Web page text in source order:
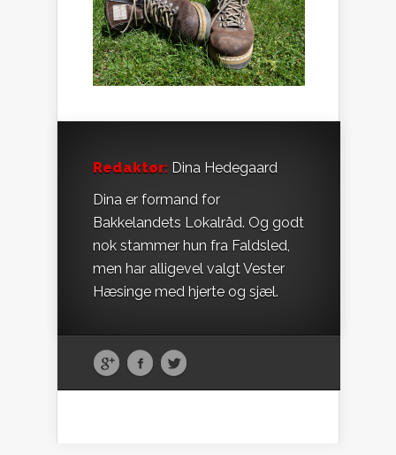
Redaktør: Dina Hedegaard
Dina er formand for
Bakkelandets Lokalråd. Og godt
nok stammer hun fra Faldsled,
men har alligevel valgt Vester
Hæsinge med hjerte og sjæl.